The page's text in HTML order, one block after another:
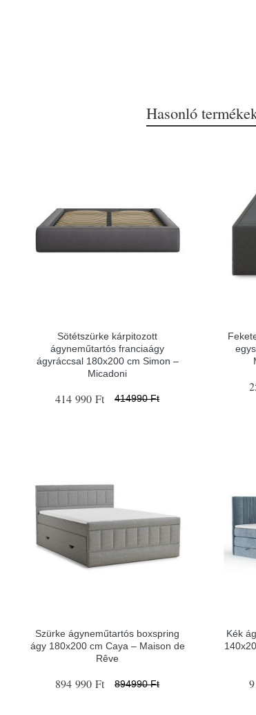
Hasonló
Sötétszürke kárpitozott
ágyneműtartós franciaágy
ágyráccsal 180x200 cm Simon –
Micadoni
414 990 Ft 414990 Ft
Szürke ágyneműtartós boxspring
ágy 180x200 cm Caya – Maison de
Rêve
894 990 Ft 894990 Ft
Kék